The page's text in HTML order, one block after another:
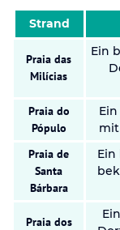
Strand
Praia das
Milícias
Ein
Praia do
Pópulo
mit
Praia de
Santa
Bárbara
Ein
Praia dos